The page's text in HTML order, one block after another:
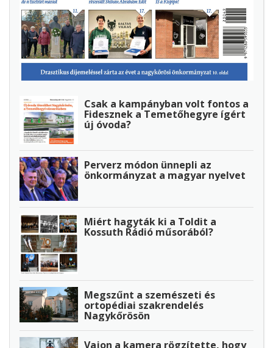
Csak a kampányban volt fontos a
Fidesznek a Temetőhegyre ígért
új óvoda?
Perverz módon ünnepli az
önkormányzat a magyar nyelvet
Miért hagyták ki a Toldit a
Kossuth Rádió műsorából?
Megszűnt a szemészeti és
ortopédiai szakrendelés
Nagykőrösön
Vajon a kamera rögzítette, hogy